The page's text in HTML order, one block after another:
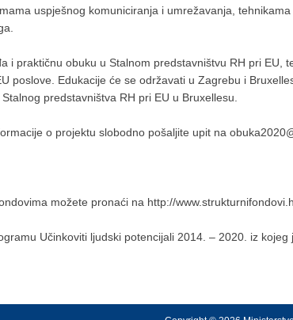
uspješnog komuniciranja i umrežavanja,
i praktičnu obuku u Stalnom predstavništvu RH pri
poslove. Edukacije će se održavati u Zagrebu i
predstavništva RH pri EU u Bruxellesu.
o projektu slobodno pošaljite upit na
možete pronaći na http://
Učinkoviti ljudski potencijali 2014. – 2020. iz